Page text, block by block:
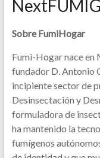
Sobre FumiHogar
Fumi-Hogar nace en
fundador D. Antonio
incipiente sector de
Desinsectación y
formuladora de
ha mantenido la
fumígenos